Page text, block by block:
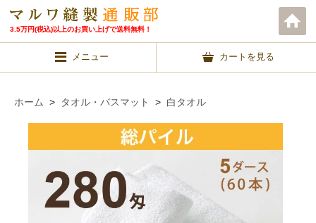
3.5万円(税込)以上のお買い上げで送料無料！
メニュー カートを見る
ホーム > タオル・バスマット > 白タオル